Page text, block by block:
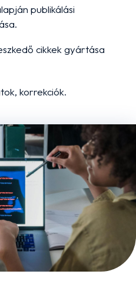
publikálási
cikkek gyártása
korrekciók.